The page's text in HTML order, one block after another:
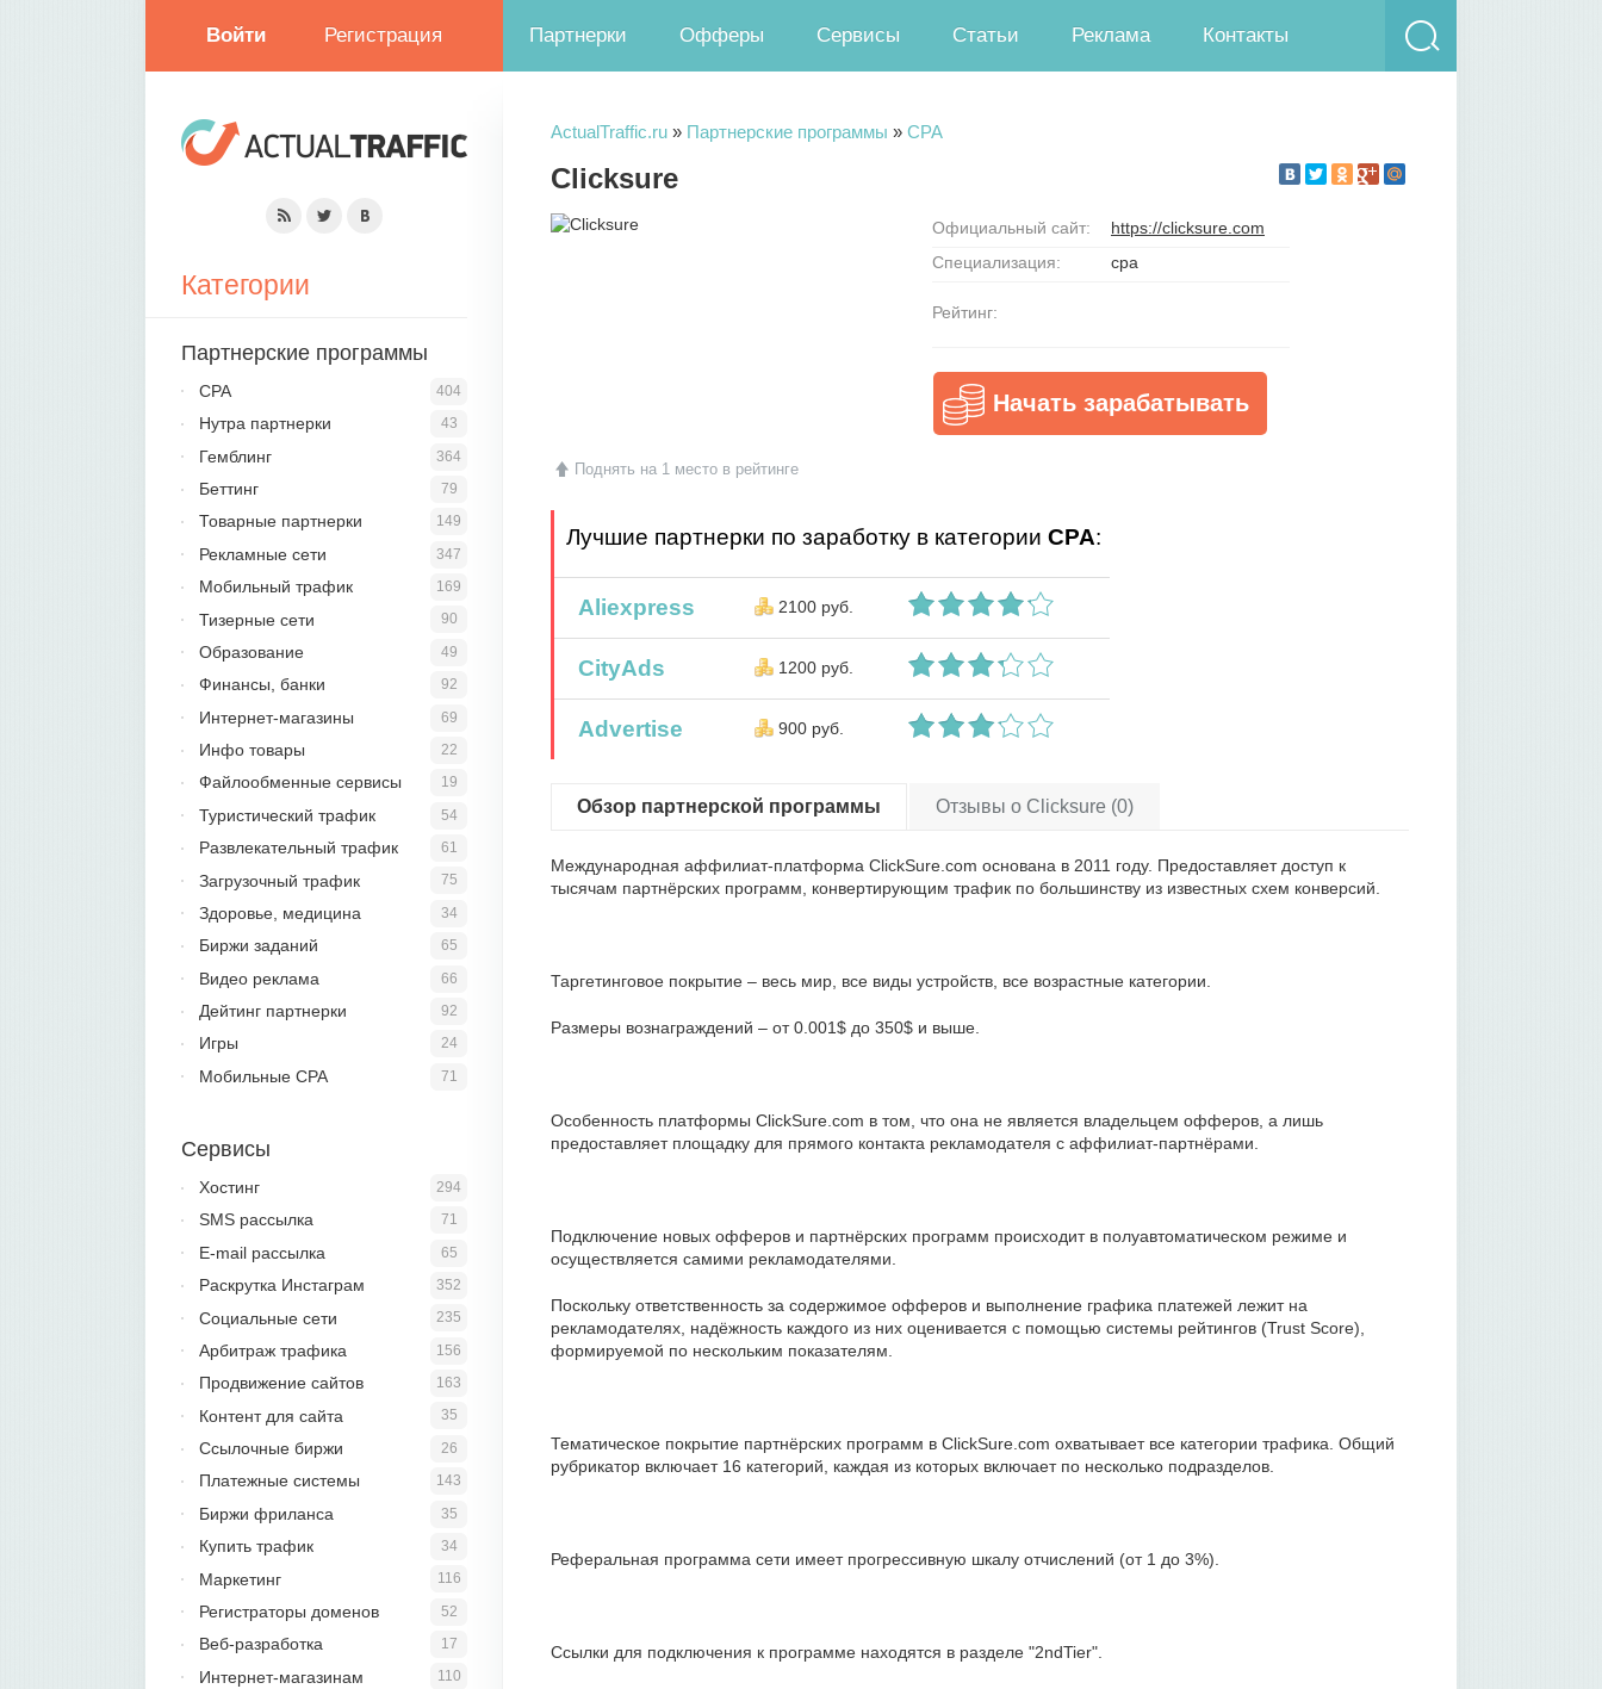
Войти Регистрация Партнерки Офферы Сервисы Статьи Реклама Контакты
ActualTraffic.ru » Партнерские программы » CPA
Clicksure
Поднять на 1 место в рейтинге
Официальный сайт:
https://clicksure.com
Специализация:
cpa
Рейтинг:
Начать зарабатывать
Лучшие партнерки по заработку в категории CPA:
Aliexpress 2100 руб.
CityAds 1200 руб.
Advertise 900 руб.
Обзор партнерской программы Отзывы о Clicksure (0)
Международная аффилиат-платформа ClickSure.com основана в 2011 году. Предоставляет доступ к
тысячам партнёрских программ, конвертирующим трафик по большинству из известных схем конверсий.
Таргетинговое покрытие – весь мир, все виды устройств, все возрастные категории.
Размеры вознаграждений – от 0.001$ до 350$ и выше.
Особенность платформы ClickSure.com в том, что она не является владельцем офферов, а лишь
предоставляет площадку для прямого контакта рекламодателя с аффилиат-партнёрами.
Подключение новых офферов и партнёрских программ происходит в полуавтоматическом режиме и
осуществляется самими рекламодателями.
Поскольку ответственность за содержимое офферов и выполнение графика платежей лежит на
рекламодателях, надёжность каждого из них оценивается с помощью системы рейтингов (Trust Score),
формируемой по нескольким показателям.
Тематическое покрытие партнёрских программ в ClickSure.com охватывает все категории трафика. Общий
рубрикатор включает 16 категорий, каждая из которых включает по несколько подразделов.
Реферальная программа сети имеет прогрессивную шкалу отчислений (от 1 до 3%).
Ссылки для подключения к программе находятся в разделе "2ndTier".
Категории
Партнерские программы
404
CPA
43
Нутра партнерки
364
Гемблинг
79
Беттинг
149
Товарные партнерки
347
Рекламные сети
169
Мобильный трафик
90
Тизерные сети
49
Образование
92
Финансы, банки
69
Интернет-магазины
22
Инфо товары
19
Файлообменные сервисы
54
Туристический трафик
61
Развлекательный трафик
75
Загрузочный трафик
34
Здоровье, медицина
65
Биржи заданий
66
Видео реклама
92
Дейтинг партнерки
24
Игры
71
Мобильные CPA
Сервисы
294
Хостинг
71
SMS рассылка
65
E-mail рассылка
352
Раскрутка Инстаграм
235
Социальные сети
156
Арбитраж трафика
163
Продвижение сайтов
35
Контент для сайта
26
Ссылочные биржи
143
Платежные системы
35
Биржи фриланса
34
Купить трафик
116
Маркетинг
52
Регистраторы доменов
17
Веб-разработка
110
Интернет-магазинам